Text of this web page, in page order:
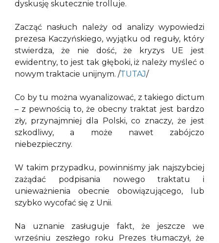
dyskusję skutecznie trolluje.
Zacząć nasłuch należy od analizy wypowiedzi
prezesa Kaczyńskiego, wyjątku od reguły, który
stwierdza, że nie dość, że kryzys UE jest
ewidentny, to jest tak głęboki, iż należy myśleć o
nowym traktacie unijnym. /TUTAJ/
Co by tu można wyanalizować, z takiego dictum
– z pewnością to, że obecny traktat jest bardzo
zły, przynajmniej dla Polski, co znaczy, że jest
szkodliwy, a może nawet zabójczo
niebezpieczny.
W takim przypadku, powinniśmy jak najszybciej
zażądać podpisania nowego traktatu i
unieważnienia obecnie obowiązującego, lub
szybko wycofać się z Unii.
Na uznanie zasługuje fakt, że jeszcze we
wrześniu zeszłego roku Prezes tłumaczył, że